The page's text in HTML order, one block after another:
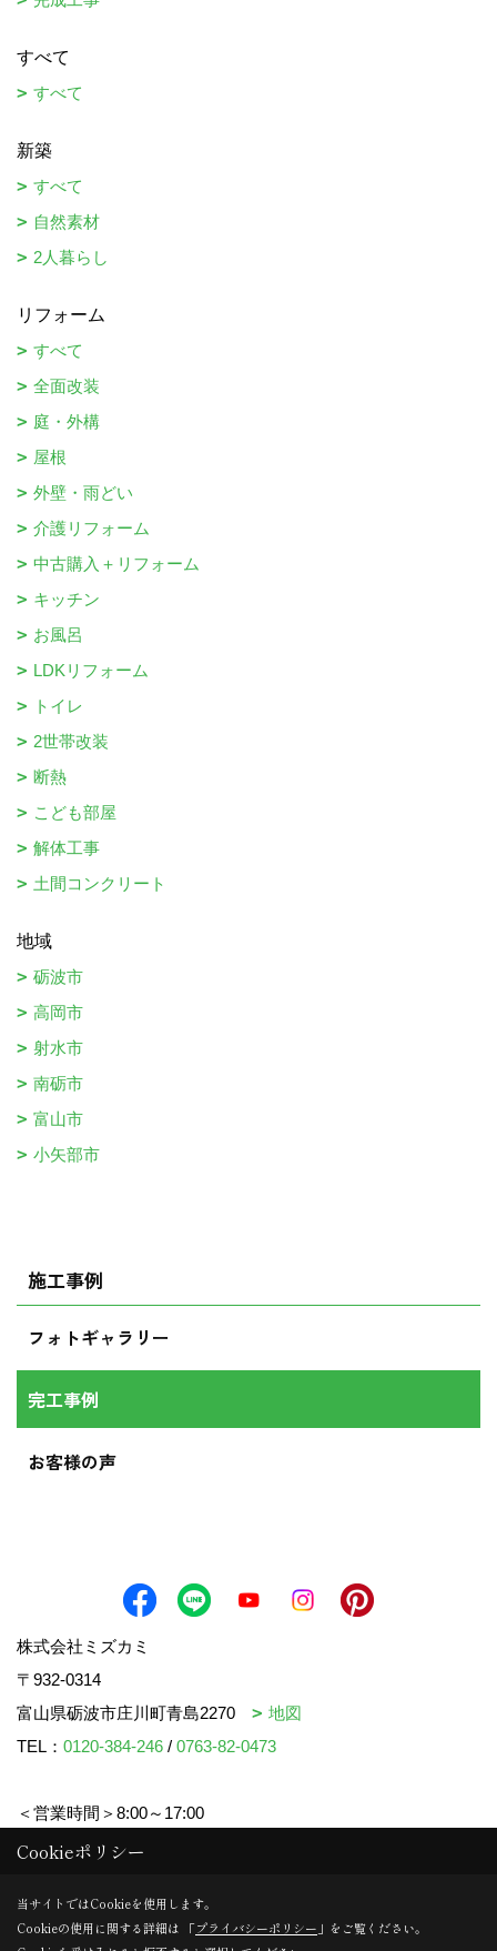
すべて
すべて
新築
すべて
自然素材
2人暮らし
リフォーム
すべて
全面改装
庭・外構
屋根
外壁・雨どい
介護リフォーム
中古購入＋リフォーム
キッチン
お風呂
LDKリフォーム
トイレ
2世帯改装
断熱
こども部屋
解体工事
土間コンクリート
地域
砺波市
高岡市
射水市
南砺市
富山市
小矢部市
施工事例
フォトギャラリー
完工事例
お客様の声
株式会社ミズカミ
〒932-0314
富山県砺波市庄川町青島2270
地図
TEL： 0120-384-246 / 0763-82-0473
＜営業時間＞8:00～17:00
＜定休日＞水曜日・祝日
Copyright (c) mizukami. All Rights Reserved.
Cookieポリシー
当サイトではCookieを使用します。
Cookieの使用に関する詳細は 「プライバシーポリシー 」をご覧ください。